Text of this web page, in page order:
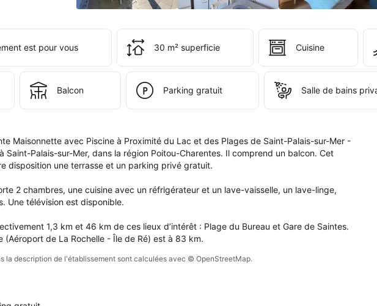
de
ainsi
votre
est pour vous 30 m² superficie Cuisine
Balcon Parking gratuit Salle de bains
Maisonnette avec Piscine à Proximité du Lac et des Plages de Saint-Palais-sur-Mer -
Saint-Palais-sur-Mer, dans la région Poitou-Charentes. Il comprend un balcon. Cet
disposition une terrasse et un parking privé gratuit.
2 chambres, une cuisine avec un réfrigérateur et un lave-vaisselle, un lave-linge,
Une télévision est disponible.
1,3 km et 46 km de ces lieux d’intérêt : Plage du Bureau et Gare de Saintes.
(Aéroport de La Rochelle - Île de Ré) est à 83 km.
la description de l'établissement sont calculées avec © OpenStreetMap.